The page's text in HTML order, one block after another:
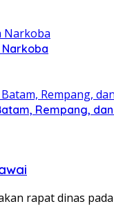
Rempang,
rapat dinas